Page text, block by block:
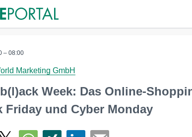
– 08:00
Marketing GmbH
Week: Das Online-
Friday und Cyber Monday